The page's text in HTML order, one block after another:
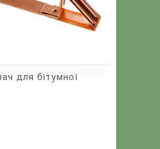
для бітумної